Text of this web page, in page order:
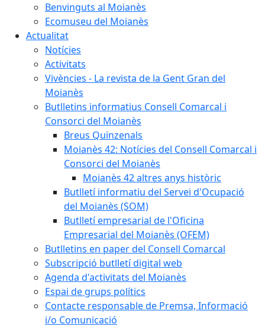
Benvinguts al Moianès
Ecomuseu del Moianès
Actualitat
Notícies
Activitats
Vivències - La revista de la Gent Gran del
Moianès
Butlletins informatius Consell Comarcal i
Consorci del Moianès
Breus Quinzenals
Moianès 42: Notícies del Consell Comarcal i
Consorci del Moianès
Moianès 42 altres anys històric
Butlletí informatiu del Servei d'Ocupació
del Moianès (SOM)
Butlletí empresarial de l'Oficina
Empresarial del Moianès (OFEM)
Butlletins en paper del Consell Comarcal
Subscripció butlletí digital web
Agenda d'activitats del Moianès
Espai de grups polítics
Contacte responsable de Premsa, Informació
i/o Comunicació